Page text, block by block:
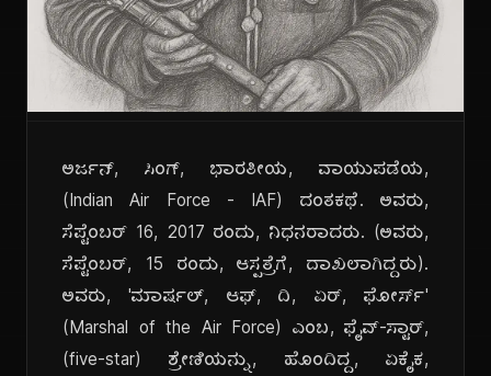
ಅರ್ಜನ್, ಸಿಂಗ್, ಭಾರತೀಯ, ವಾಯುಪಡೆಯ,
(Indian Air Force - IAF) ದಂತಕಥೆ. ಅವರು,
ಸೆಪ್ಟೆಂಬರ್ 16, 2017 ರಂದು, ನಿಧನರಾದರು. (ಅವರು,
ಸೆಪ್ಟೆಂಬರ್, 15 ರಂದು, ಆಸ್ಪತ್ರೆಗೆ, ದಾಖಲಾಗಿದ್ದರು).
ಅವರು, 'ಮಾರ್ಷಲ್, ಆಫ್, ದಿ, ಏರ್, ಫೋರ್ಸ್'
(Marshal of the Air Force) ಎಂಬ, ಫೈವ್-ಸ್ಟಾರ್,
(five-star) ಶ್ರೇಣಿಯನ್ನು, ಹೊಂದಿದ್ದ, ಏಕೈಕ,